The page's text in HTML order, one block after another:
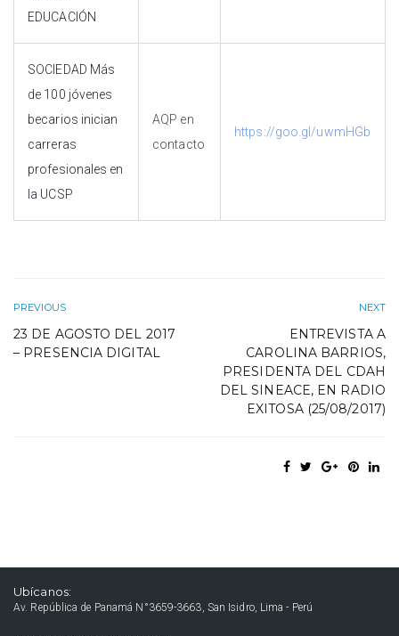
EDUCACIÓN
SOCIEDAD Más
de 100 jóvenes
becarios inician
carreras
profesionales en
la UCSP
AQP en
contacto
https://goo.gl/uwmHGb
PREVIOUS
23 DE AGOSTO DEL 2017
– PRESENCIA DIGITAL
NEXT
ENTREVISTA A
CAROLINA BARRIOS,
PRESIDENTA DEL CDAH
DEL SINEACE, EN RADIO
EXITOSA (25/08/2017)
Ubícanos:
Av. República de Panamá N°3659-3663, San Isidro, Lima - Perú